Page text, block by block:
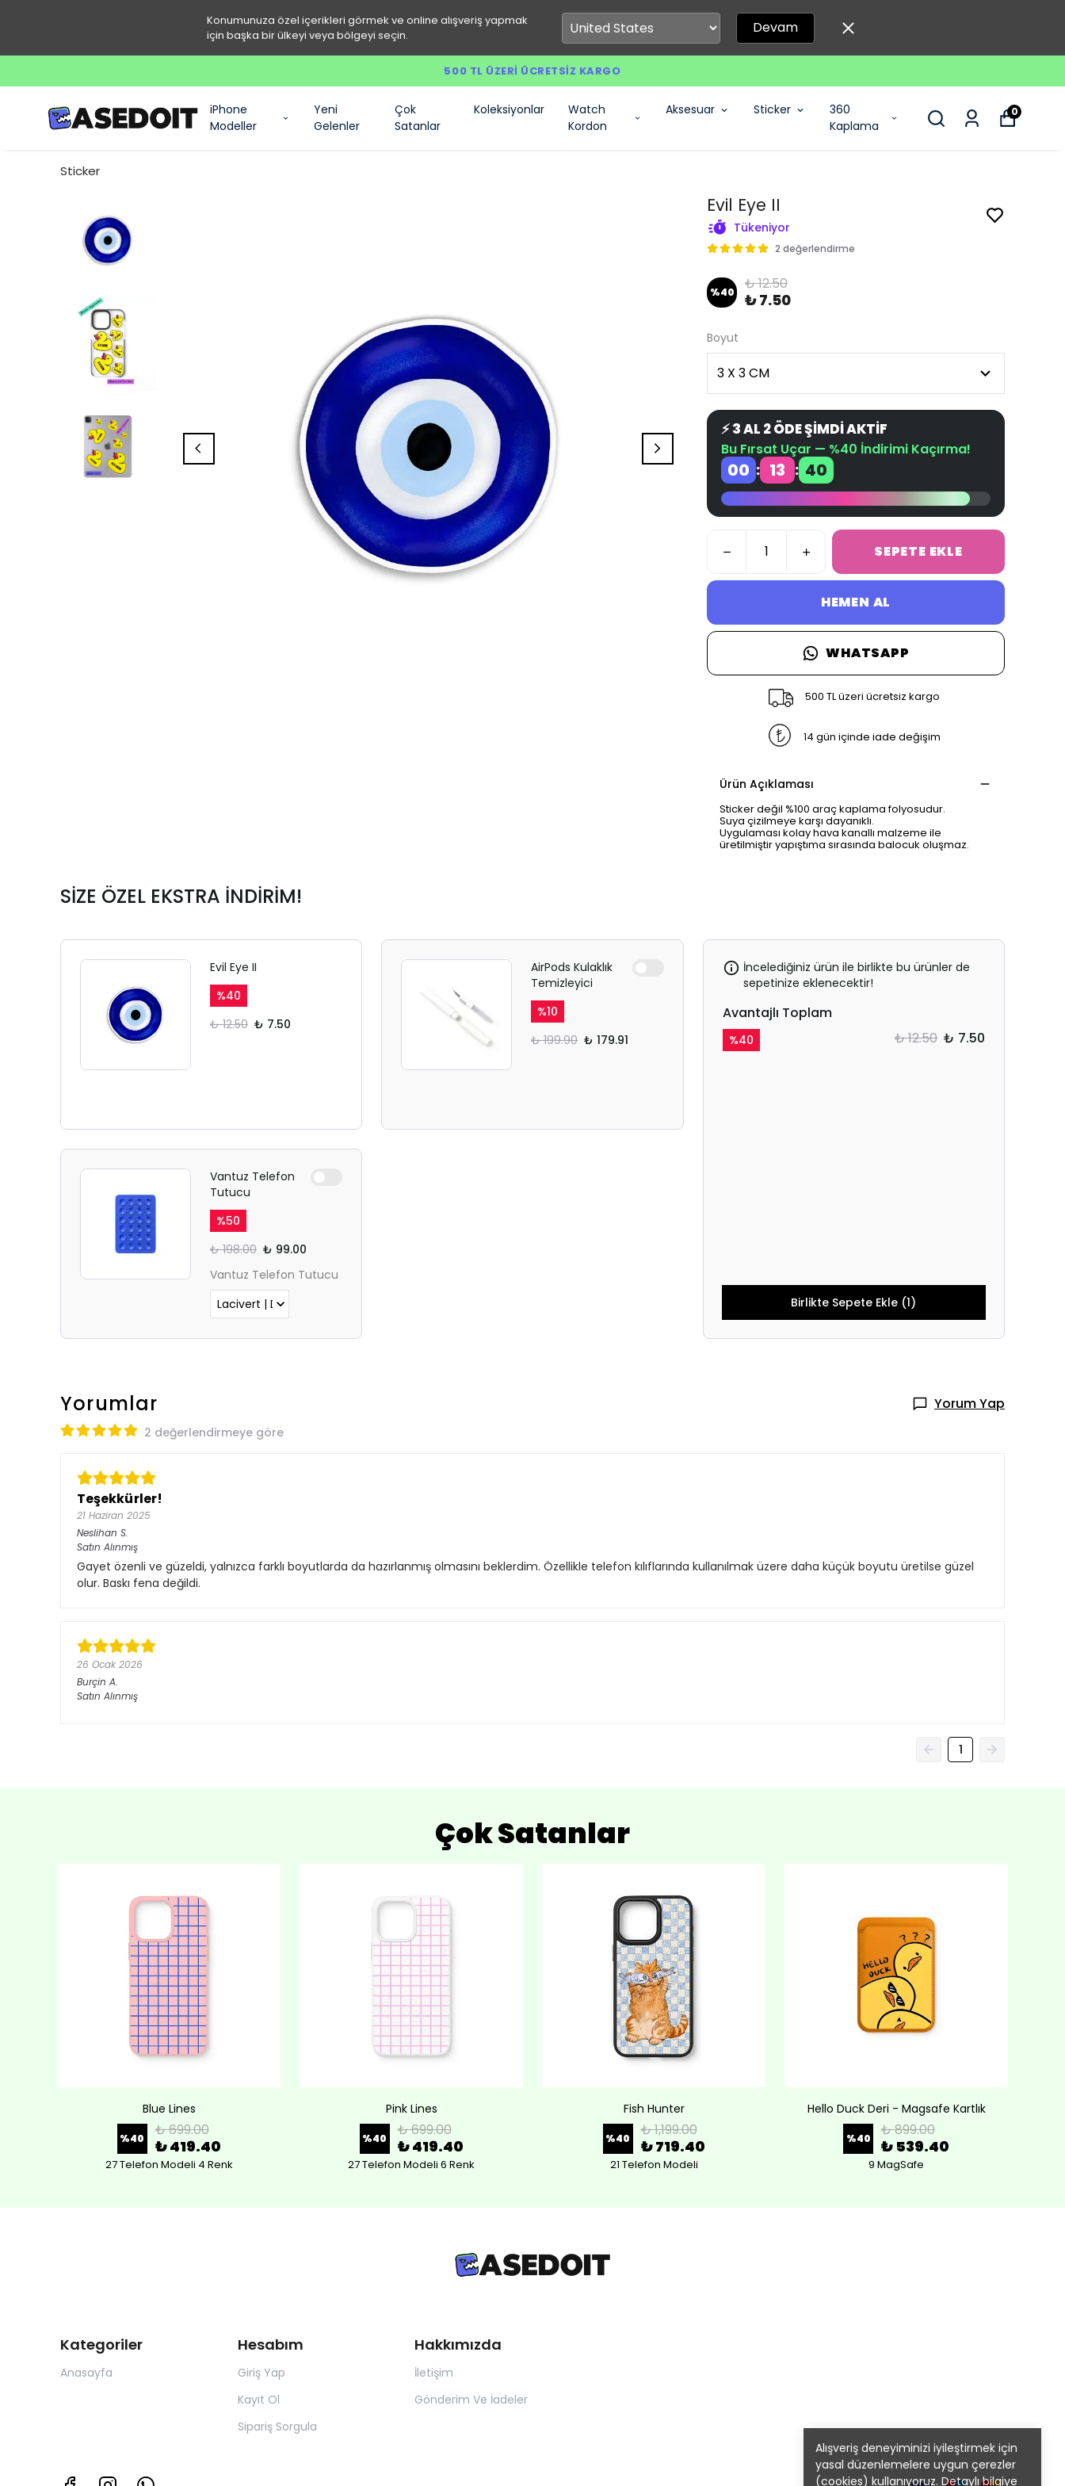
Konumunuza özel içerikleri görmek ve online alışveriş yapmak
için başka bir ülkeyi veya bölgeyi seçin.
Devam
500 TL ÜZERI ÜCRETSIZ KARGO
iPhone
Modeller
Yeni
Gelenler
Çok
Satanlar
Koleksiyonlar
Watch
Kordon
Aksesuar Sticker
360
Kaplama
0
Alışveriş deneyiminizi iyileştirmek için
yasal düzenlemelere uygun çerezler
(cookies) kullanıyoruz. Detaylı bilgiye
Sticker
Evil Eye II
Tükeniyor
2 değerlendirme
%40 ₺ 12.50
₺ 7.50
Boyut
⚡ 3 AL 2 ÖDE ŞİMDİ AKTİF
Bu Fırsat Uçar — %40 İndirimi Kaçırma!
00 : 13 : 39
SEPETE EKLE
HEMEN AL
WHATSAPP
500 TL üzeri ücretsiz kargo
14 gün içinde iade değişim
Ürün Açıklaması
Sticker değil %100 araç kaplama folyosudur.
Suya çizilmeye karşı dayanıklı.
Uygulaması kolay hava kanallı malzeme ile
üretilmiştir yapıştıma sırasında balocuk oluşmaz.
SİZE ÖZEL EKSTRA İNDİRİM!
Evil Eye II
%40
₺ 12.50 ₺ 7.50
AirPods Kulaklık
Temizleyici
%10
₺ 199.90 ₺ 179.91
Vantuz Telefon
Tutucu
%50
₺ 198.00 ₺ 99.00
Vantuz Telefon Tutucu
İncelediğiniz ürün ile birlikte bu ürünler de
sepetinize eklenecektir!
Avantajlı Toplam
%40 ₺ 12.50 ₺ 7.50
Birlikte Sepete Ekle (1)
Yorumlar Yorum Yap
2 değerlendirmeye göre
Teşekkürler!
21 Haziran 2025
Neslihan S.
Satın Alınmış
Gayet özenli ve güzeldi, yalnızca farklı boyutlarda da hazırlanmış olmasını beklerdim. Özellikle telefon kılıflarında kullanılmak üzere daha küçük boyutu üretilse güzel
olur. Baskı fena değildi.
26 Ocak 2026
Burçin A.
Satın Alınmış
1
Çok Satanlar
Blue Lines
%40 ₺ 699.00
₺ 419.40
27 Telefon Modeli 4 Renk
Pink Lines
%40 ₺ 699.00
₺ 419.40
27 Telefon Modeli 6 Renk
Fish Hunter
%40 ₺ 1,199.00
₺ 719.40
21 Telefon Modeli
Hello Duck Deri - Magsafe Kartlık
%40 ₺ 899.00
₺ 539.40
9 MagSafe
Kategoriler
Anasayfa
Hesabım
Giriş Yap
Kayıt Ol
Sipariş Sorgula
Hakkımızda
İletişim
Gönderim Ve İadeler